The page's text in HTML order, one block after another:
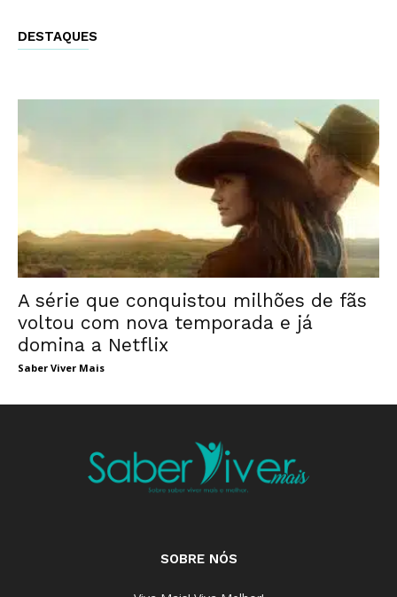
DESTAQUES
A série que conquistou milhões de fãs
voltou com nova temporada e já
domina a Netflix
Saber Viver Mais
SOBRE NÓS